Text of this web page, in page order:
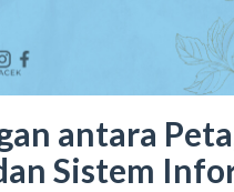
antara
Sistem